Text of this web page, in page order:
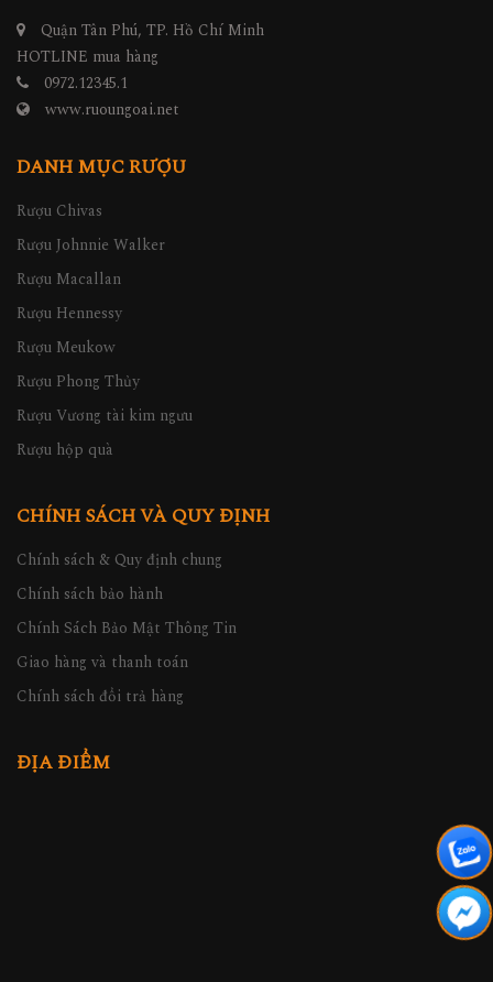
Quận Tân Phú, TP. Hồ Chí Minh
HOTLINE mua hàng
0972.12345.1
www.ruoungoai.net
DANH MỤC RƯỢU
Rượu Chivas
Rượu Johnnie Walker
Rượu Macallan
Rượu Hennessy
Rượu Meukow
Rượu Phong Thủy
Rượu Vương tài kim ngưu
Rượu hộp quà
CHÍNH SÁCH VÀ QUY ĐỊNH
Chính sách & Quy định chung
Chính sách bảo hành
Chính Sách Bảo Mật Thông Tin
Giao hàng và thanh toán
Chính sách đổi trả hàng
ĐỊA ĐIỂM